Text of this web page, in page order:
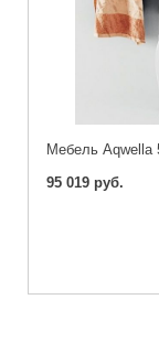
Мебель Aqwella
95 019 руб.